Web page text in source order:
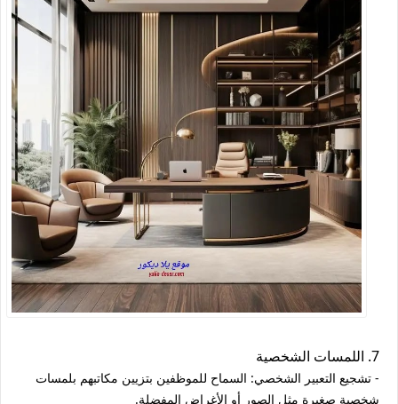
7. اللمسات الشخصية
- تشجيع التعبير الشخصي: السماح للموظفين بتزيين مكاتبهم بلمسات
شخصية صغيرة مثل الصور أو الأغراض المفضلة.